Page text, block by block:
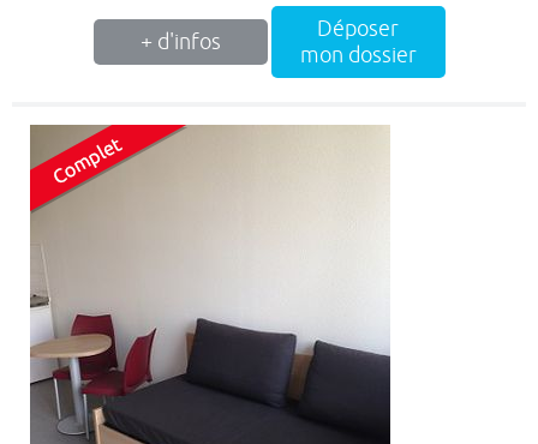
+ d'infos
Déposer
mon dossier